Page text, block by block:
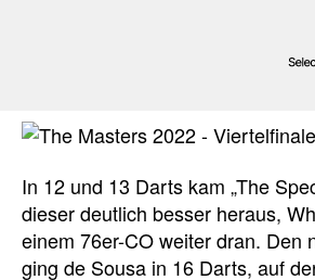
In 12 und 13 Darts kam „The
dieser deutlich besser heraus,
einem 76er-CO weiter dran. Den
ging de Sousa in 16 Darts, auf